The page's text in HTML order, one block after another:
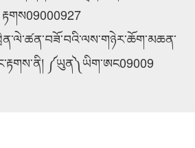
རྟགས09000927
༼ཡུན༽ཡིག་ཨང09009